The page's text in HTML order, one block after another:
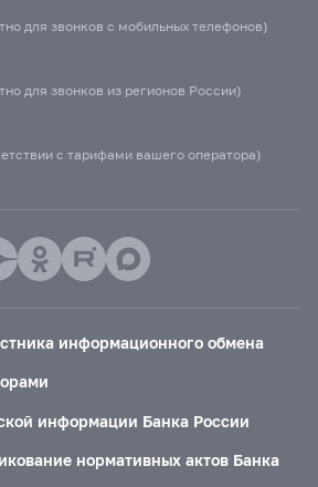
для звонков с мобильных телефонов)
для звонков из регионов России)
с тарифами вашего оператора)
информационного обмена
информации Банка России
нормативных актов Банка